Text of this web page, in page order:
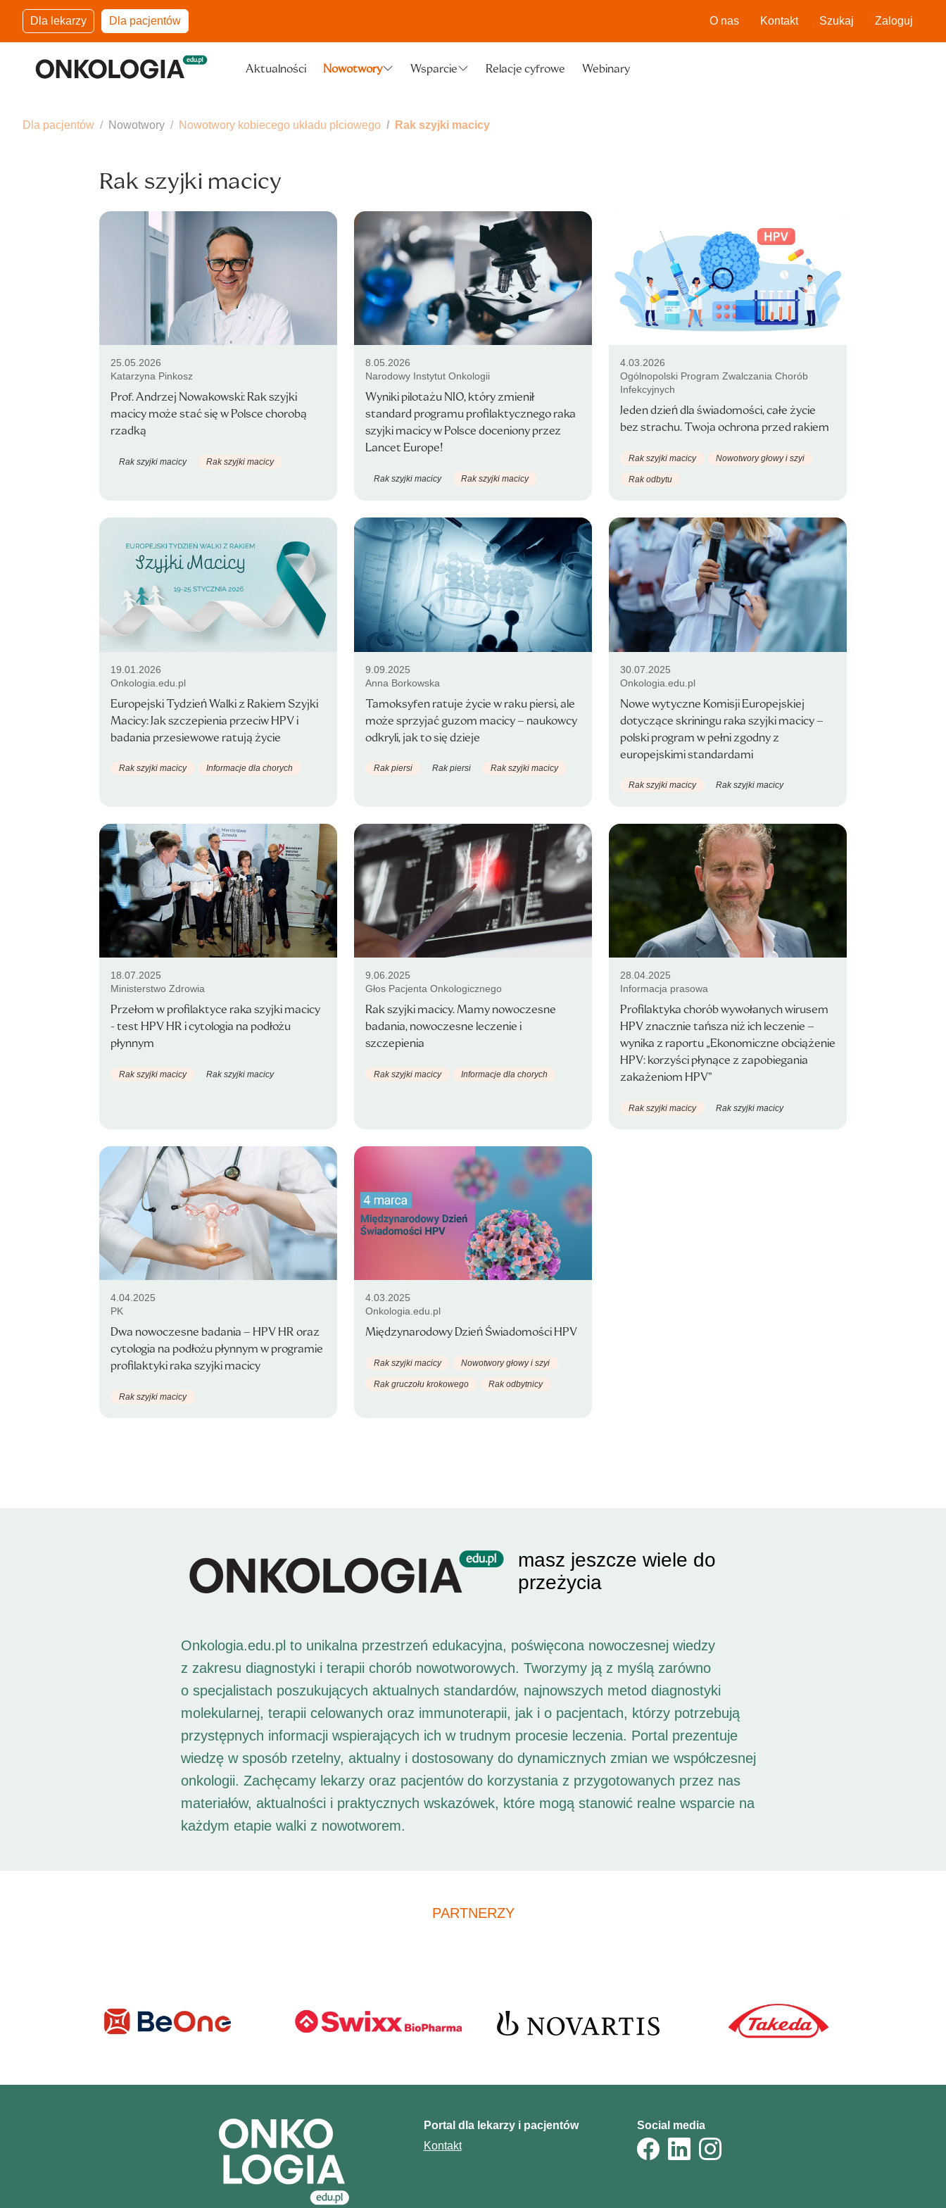
Dla lekarzy Dla pacjentów O nas Kontakt Szukaj Zaloguj
Aktualności Nowotwory Wsparcie Relacje cyfrowe Webinary
Dla pacjentów Nowotwory Nowotwory kobiecego układu płciowego Rak szyjki macicy
Rak szyjki macicy
25.05.2026
Katarzyna Pinkosz
Prof. Andrzej Nowakowski: Rak szyjki
macicy może stać się w Polsce chorobą
rzadką
Rak szyjki macicy Rak szyjki macicy
8.05.2026
Narodowy Instytut Onkologii
Wyniki pilotażu NIO, który zmienił
standard programu profilaktycznego raka
szyjki macicy w Polsce doceniony przez
Lancet Europe!
Rak szyjki macicy Rak szyjki macicy
4.03.2026
Ogólnopolski Program Zwalczania Chorób
Infekcyjnych
Jeden dzień dla świadomości, całe życie
bez strachu. Twoja ochrona przed rakiem
Rak szyjki macicy Nowotwory głowy i szyi
Rak odbytu
19.01.2026
Onkologia.edu.pl
Europejski Tydzień Walki z Rakiem Szyjki
Macicy: Jak szczepienia przeciw HPV i
badania przesiewowe ratują życie
Rak szyjki macicy Informacje dla chorych
9.09.2025
Anna Borkowska
Tamoksyfen ratuje życie w raku piersi, ale
może sprzyjać guzom macicy – naukowcy
odkryli, jak to się dzieje
Rak piersi Rak piersi Rak szyjki macicy
30.07.2025
Onkologia.edu.pl
Nowe wytyczne Komisji Europejskiej
dotyczące skriningu raka szyjki macicy –
polski program w pełni zgodny z
europejskimi standardami
Rak szyjki macicy Rak szyjki macicy
18.07.2025
Ministerstwo Zdrowia
Przełom w profilaktyce raka szyjki macicy
- test HPV HR i cytologia na podłożu
płynnym
Rak szyjki macicy Rak szyjki macicy
9.06.2025
Głos Pacjenta Onkologicznego
Rak szyjki macicy. Mamy nowoczesne
badania, nowoczesne leczenie i
szczepienia
Rak szyjki macicy Informacje dla chorych
28.04.2025
Informacja prasowa
Profilaktyka chorób wywołanych wirusem
HPV znacznie tańsza niż ich leczenie –
wynika z raportu „Ekonomiczne obciążenie
HPV: korzyści płynące z zapobiegania
zakażeniom HPV”
Rak szyjki macicy Rak szyjki macicy
4.04.2025
PK
Dwa nowoczesne badania – HPV HR oraz
cytologia na podłożu płynnym w programie
profilaktyki raka szyjki macicy
Rak szyjki macicy
4.03.2025
Onkologia.edu.pl
Międzynarodowy Dzień Świadomości HPV
Rak szyjki macicy Nowotwory głowy i szyi
Rak gruczołu krokowego Rak odbytnicy
masz jeszcze wiele do
przeżycia
Onkologia.edu.pl to unikalna przestrzeń edukacyjna, poświęcona nowoczesnej wiedzy
z zakresu diagnostyki i terapii chorób nowotworowych. Tworzymy ją z myślą zarówno
o specjalistach poszukujących aktualnych standardów, najnowszych metod diagnostyki
molekularnej, terapii celowanych oraz immunoterapii, jak i o pacjentach, którzy potrzebują
przystępnych informacji wspierających ich w trudnym procesie leczenia. Portal prezentuje
wiedzę w sposób rzetelny, aktualny i dostosowany do dynamicznych zmian we współczesnej
onkologii. Zachęcamy lekarzy oraz pacjentów do korzystania z przygotowanych przez nas
materiałów, aktualności i praktycznych wskazówek, które mogą stanowić realne wsparcie na
każdym etapie walki z nowotworem.
PARTNERZY
Portal dla lekarzy i pacjentów
Kontakt
Social media